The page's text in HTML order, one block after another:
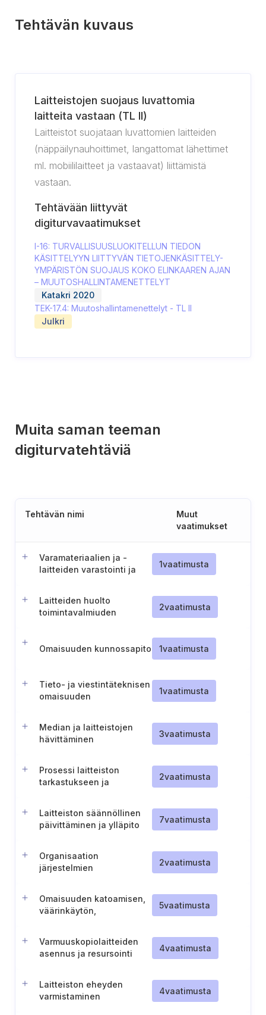
Tehtävän kuvaus
Laitteistojen suojaus luvattomia
laitteita vastaan (TL II)
Laitteistot suojataan luvattomien laitteiden
(näppäilynauhoittimet, langattomat lähettimet
ml. mobiililaitteet ja vastaavat) liittämistä
vastaan.
Tehtävään liittyvät
digiturvavaatimukset
I-16: TURVALLISUUSLUOKITELLUN TIEDON
KÄSITTELYYN LIITTYVÄN TIETOJENKÄSITTELY-
YMPÄRISTÖN SUOJAUS KOKO ELINKAAREN AJAN
– MUUTOSHALLINTAMENETTELYT
Katakri 2020
TEK-17.4: Muutoshallintamenettelyt - TL II
Julkri
Muita saman teeman
digiturvatehtäviä
Tehtävän nimi
Muut
vaatimukset
Varamateriaalien ja -
laitteiden varastointi ja
1vaatimusta
Laitteiden huolto
toimintavalmiuden
2vaatimusta
Omaisuuden kunnossapito 1vaatimusta
Tieto- ja viestintäteknisen
omaisuuden
1vaatimusta
Median ja laitteistojen
hävittäminen
3vaatimusta
Prosessi laitteiston
tarkastukseen ja
2vaatimusta
Laitteiston säännöllinen
päivittäminen ja ylläpito
7vaatimusta
Organisaation
järjestelmien
turvallinen käyttö
2vaatimusta
Omaisuuden katoamisen,
väärinkäytön,
5vaatimusta
Varmuuskopiolaitteiden
asennus ja resursointi
4vaatimusta
Laitteiston eheyden
varmistaminen
4vaatimusta